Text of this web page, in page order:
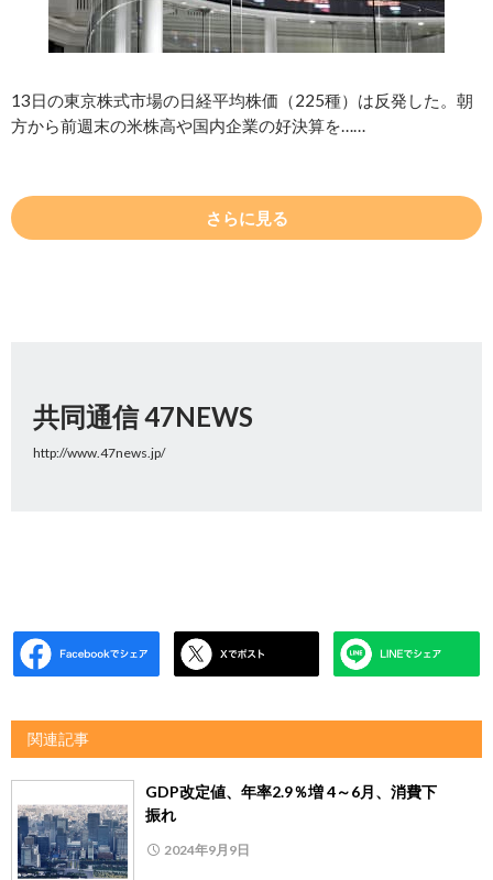
13日の東京株式市場の日経平均株価（225種）は反発した。朝
方から前週末の米株高や国内企業の好決算を……
さらに見る
共同通信 47NEWS
http://www.47news.jp/
関連記事
GDP改定値、年率2.9％増 4～6月、消費下
振れ
2024年9月9日